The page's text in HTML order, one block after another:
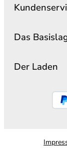
Das
Der Laden